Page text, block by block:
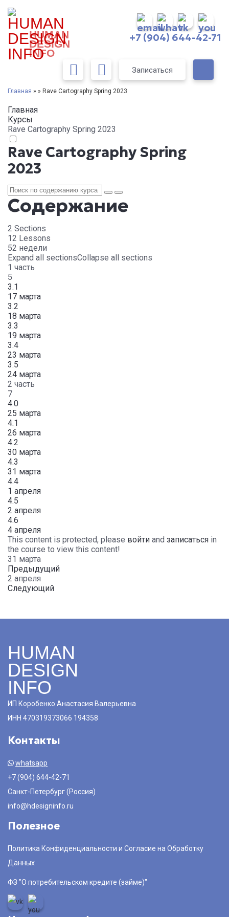
HUMAN
DESIGN
INFO
+7 (904) 644-42-71
Записаться
Главная » » Rave Cartography Spring 2023
Главная
Курсы
Rave Cartography Spring 2023
Rave Cartography Spring
2023
Содержание
2 Sections
12 Lessons
52 недели
Expand all sectionsCollapse all sections
1 часть
5
3.1
17 марта
3.2
18 марта
3.3
19 марта
3.4
23 марта
3.5
24 марта
2 часть
7
4.0
25 марта
4.1
26 марта
4.2
30 марта
4.3
31 марта
4.4
1 апреля
4.5
2 апреля
4.6
4 апреля
This content is protected, please войти and записаться in
the course to view this content!
31 марта
Предыдущий
2 апреля
Следующий
HUMAN
DESIGN
INFO
ИП Коробенко Анастасия Валерьевна
ИНН 470319373066 194358
Контакты
whatsapp
+7 (904) 644-42-71
Санкт-Петербург (Россия)
info@hdesigninfo.ru
Полезное
Политика Конфиденциальности и Согласие на Обработку
Данных
ФЗ "О потребительском кредите (займе)"